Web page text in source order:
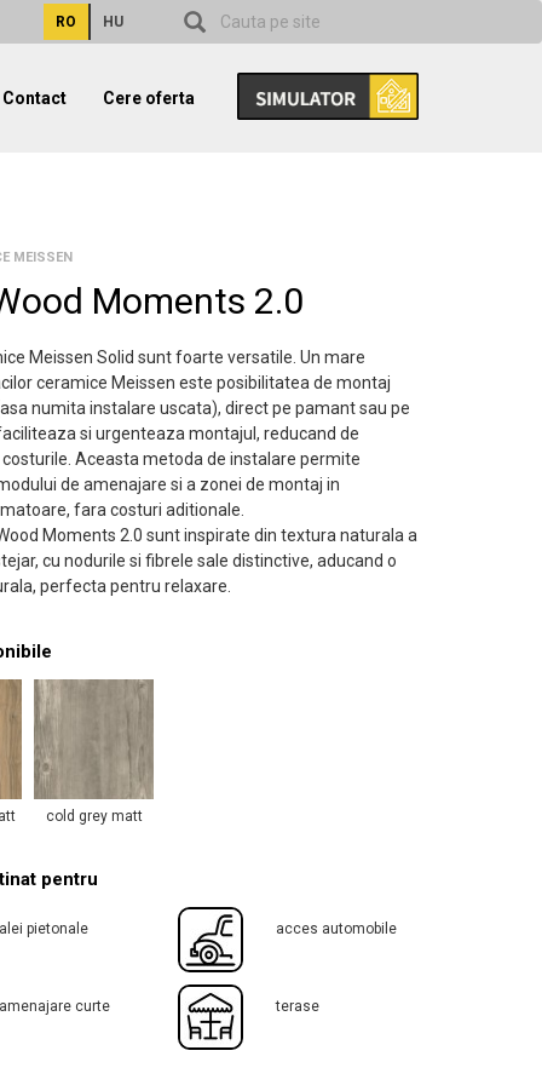
RO HU
Contact Cere oferta
MEISSEN
Moments 2.0
Meissen Solid sunt foarte versatile. Un mare
ceramice Meissen este posibilitatea de montaj
numita instalare uscata), direct pe pamant sau pe
si urgenteaza montajul, reducand de
Aceasta metoda de instalare permite
de amenajare si a zonei de montaj in
fara costuri aditionale.
Moments 2.0 sunt inspirate din textura naturala a
cu nodurile si fibrele sale distinctive, aducand o
perfecta pentru relaxare.
cold grey matt
pentru
alei pietonale acces automobile
amenajare curte terase